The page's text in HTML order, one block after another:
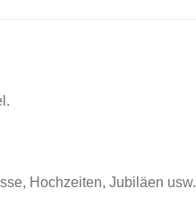
Hochzeiten, Jubiläen usw.